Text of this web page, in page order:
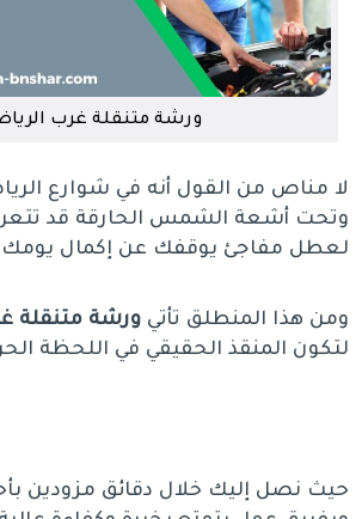
ورشة متنقلة غرب
لا مناص من القول أنه في شوارع
وتحت أشعة الشمس الحارقة قد
لعطل مفاجئ يوقفك عن إكمال
ومن هذا المنطلق تأتيورشة متنقلة
لتكون المنقذ الحقيقي في اللحظة
حيث نصل إليك خلال دقائق مزودين